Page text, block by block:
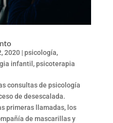
2020| psicología,
infantil, psicoterapia
consultas de psicología
de desescalada.
primeras llamadas, los
de mascarillas y